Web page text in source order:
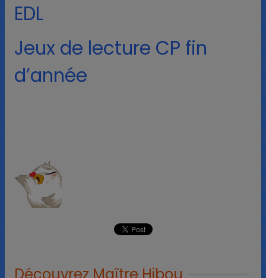
EDL
Jeux de lecture CP fin
d’année